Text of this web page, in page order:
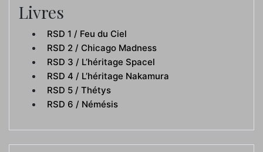
Livres
RSD 1 / Feu du Ciel
RSD 2 / Chicago Madness
RSD 3 / L’héritage Spacel
RSD 4 / L’héritage Nakamura
RSD 5 / Thétys
RSD 6 / Némésis